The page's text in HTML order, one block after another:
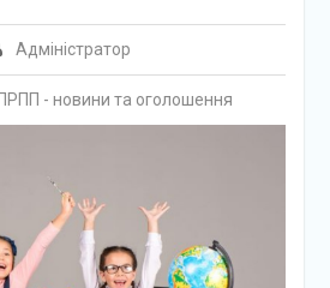
Адміністратор
- новини та оголошення